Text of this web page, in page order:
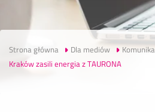
Strona główna Dla mediów
Kraków zasili energia z TAURONA